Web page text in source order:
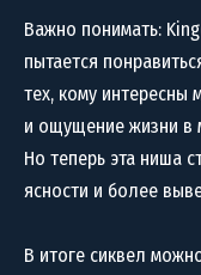
Важно понимать:
пытается
тех, кому интересны
и ощущение жизни в
Но теперь эта ниша
ясности и более
В итоге сиквел